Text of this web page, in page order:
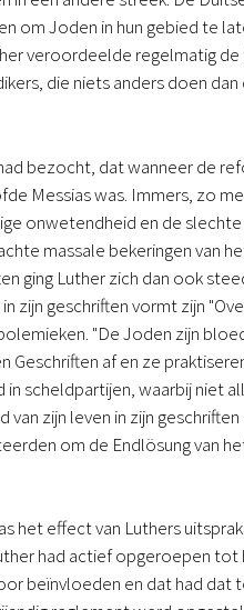
om Joden in hun gebied te
veroordeelde regelmatig
die niets anders doen
bezocht, dat wanneer de
Messias was. Immers, zo
onwetendheid en de slechte
massale bekeringen van
ging Luther zich dan ook
zijn geschriften vormt zijn
"De Joden zijn
Geschriften af en ze
scheldpartijen, waarbij niet
zijn leven in zijn geschriften
om de Endlösung van
het effect van Luthers
had actief opgeroepen tot
beïnvloeden en dat had dat